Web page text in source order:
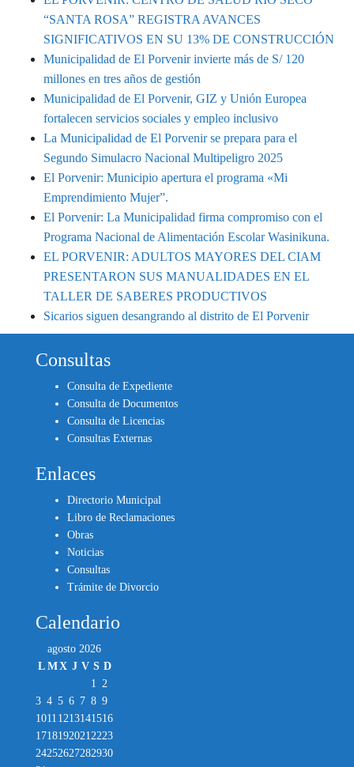
“SANTA ROSA” REGISTRA AVANCES
SIGNIFICATIVOS EN SU 13% DE CONSTRUCCIÓN
Municipalidad de El Porvenir invierte más de S/ 120
millones en tres años de gestión
Municipalidad de El Porvenir, GIZ y Unión Europea
fortalecen servicios sociales y empleo inclusivo
La Municipalidad de El Porvenir se prepara para el
Segundo Simulacro Nacional Multipeligro 2025
El Porvenir: Municipio apertura el programa «Mi
Emprendimiento Mujer”.
El Porvenir: La Municipalidad firma compromiso con el
Programa Nacional de Alimentación Escolar Wasinikuna.
EL PORVENIR: ADULTOS MAYORES DEL CIAM
PRESENTARON SUS MANUALIDADES EN EL
TALLER DE SABERES PRODUCTIVOS
Sicarios siguen desangrando al distrito de El Porvenir
Consultas
Consulta de Expediente
Consulta de Documentos
Consulta de Licencias
Consultas Externas
Enlaces
Directorio Municipal
Libro de Reclamaciones
Obras
Noticias
Consultas
Trámite de Divorcio
Calendario
agosto 2026
L MX J V S D
1
2
3 4 5 6 7 8 9
1011 1213141516
1718192021 2223
24252627282930